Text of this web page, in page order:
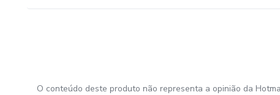
O conteúdo deste produto não representa a opinião da